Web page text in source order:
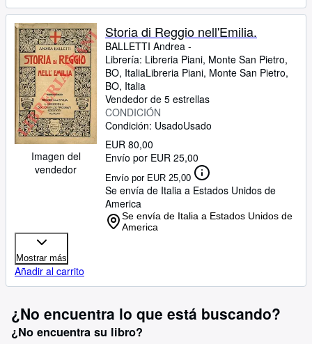
Imagen del
vendedor
Storia di Reggio nell'Emilia.
BALLETTI Andrea -
Librería: Libreria Piani, Monte San Pietro,
BO, ItaliaLibreria Piani, Monte San Pietro,
BO, Italia
Vendedor de 5 estrellas
CONDICIÓN
Condición: UsadoUsado
EUR 80,00
Envío por EUR 25,00
Envío por EUR 25,00
Se envía de Italia a Estados Unidos de
America
Se envía de Italia a Estados Unidos de
America
Mostrar más
Añadir al carrito
¿No encuentra lo que está buscando?
¿No encuentra su libro?